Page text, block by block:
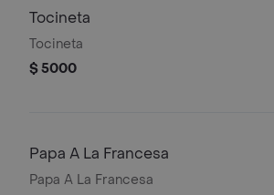
Tocineta
Tocineta
$ 5000
Papa A La Francesa
Papa A La Francesa